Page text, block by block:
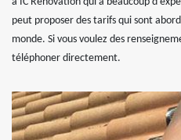
peut proposer des tarifs qui sont
monde. Si vous voulez des
téléphoner directement.